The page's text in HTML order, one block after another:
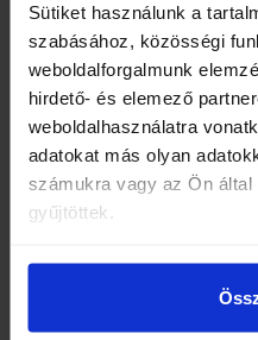
Sütiket használunk a
szabásához, közösségi
weboldalforgalmunk
hirdető- és elemező
weboldalhasználatra
adatokat más olyan
számukra vagy az Ön
gyűjtöttek.
Az pedig a European
Medicine című lapban
populáció körében a
hozzájárul a
javításához. Azaz a
gyógyfürdők
egyensúlyt és a